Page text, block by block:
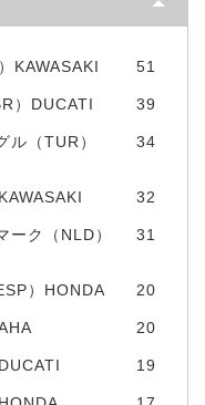
KAWASAKI 51
）DUCATI 39
ル（TUR）
34
32
ーク（NLD）
31
）HONDA 20
20
19